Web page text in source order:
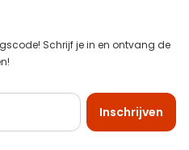
Schrijf je in en ontvang de
Inschrijven